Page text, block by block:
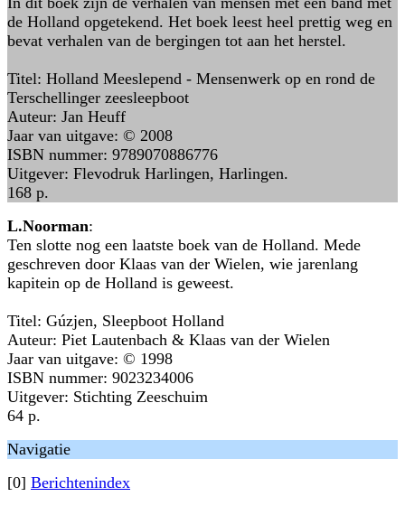
de Holland opgetekend. Het boek leest heel prettig weg en
bevat verhalen van de bergingen tot aan het herstel.
Titel: Holland Meeslepend - Mensenwerk op en rond de
Terschellinger zeesleepboot
Auteur: Jan Heuff
Jaar van uitgave: © 2008
ISBN nummer: 9789070886776
Uitgever: Flevodruk Harlingen, Harlingen.
168 p.
L.Noorman:
Ten slotte nog een laatste boek van de Holland. Mede
geschreven door Klaas van der Wielen, wie jarenlang
kapitein op de Holland is geweest.
Titel: Gúzjen, Sleepboot Holland
Auteur: Piet Lautenbach & Klaas van der Wielen
Jaar van uitgave: © 1998
ISBN nummer: 9023234006
Uitgever: Stichting Zeeschuim
64 p.
Navigatie
[0] Berichtenindex